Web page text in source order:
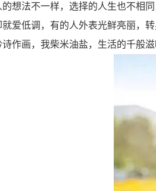
的想法不一样，选择的人生也不相
就爱低调，有的人外表光鲜亮丽，
诗作画，我柴米油盐，生活的千般滋